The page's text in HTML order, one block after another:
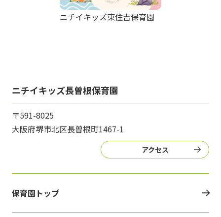
ニチイキッズ東住吉保育園
ニチイキッズ長曽根保育園
〒591-8025
大阪府堺市北区長曽根町1467-1
アクセス
保育園トップ